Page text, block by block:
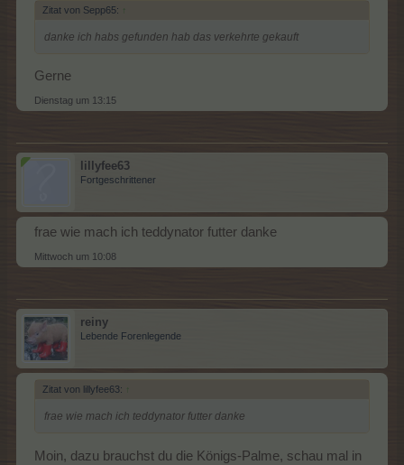
Zitat von Sepp65: ↑
danke ich habs gefunden hab das verkehrte gekauft
Gerne
Dienstag um 13:15
lillyfee63
Fortgeschrittener
frae wie mach ich teddynator futter danke
Mittwoch um 10:08
reiny
Lebende Forenlegende
Zitat von lillyfee63: ↑
frae wie mach ich teddynator futter danke
Moin, dazu brauchst du die Königs-Palme, schau mal in